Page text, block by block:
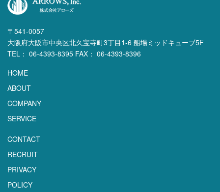
〒541-0057
大阪府大阪市中央区北久宝寺町3丁目1-6 船場ミッドキューブ5F
TEL： 06-4393-8395 FAX： 06-4393-8396
HOME
ABOUT
COMPANY
SERVICE
CONTACT
RECRUIT
PRIVACY
POLICY